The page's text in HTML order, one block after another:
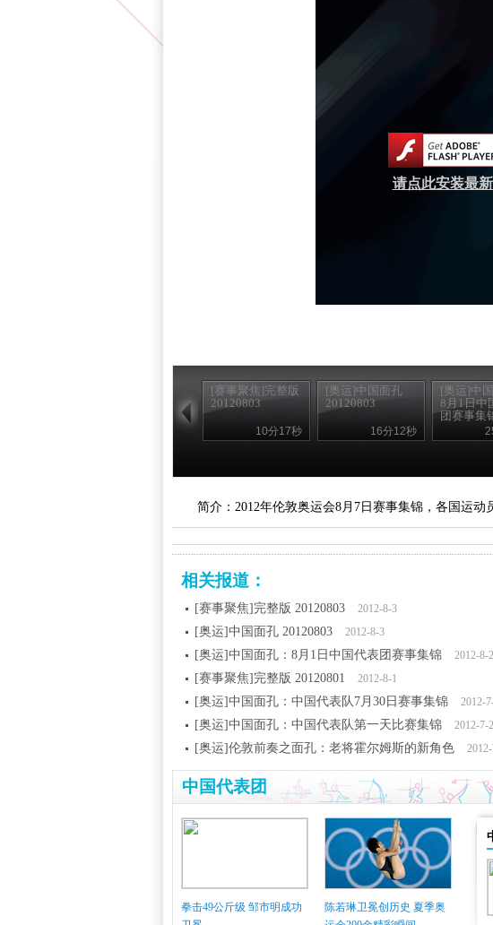
请点此安装最
[赛事聚焦]完整版
20120803
10分17秒
[奥运]中国面孔
20120803
16分12秒
[奥运]中
8月1日中
团赛事集
简介：2012年伦敦奥运会8月7日赛事集锦，各国运动
相关报道：
[赛事聚焦]完整版 20120803 2012-8-3
[奥运]中国面孔 20120803 2012-8-3
[奥运]中国面孔：8月1日中国代表团赛事集锦 2012-8-2
[赛事聚焦]完整版 20120801 2012-8-1
[奥运]中国面孔：中国代表队7月30日赛事集锦 2012-
[奥运]中国面孔：中国代表队第一天比赛集锦 2012-7-
[奥运]伦敦前奏之面孔：老将霍尔姆斯的新角色
中国代表团
拳击49公斤级 邹市明成功
陈若琳卫冕创历史 夏季奥